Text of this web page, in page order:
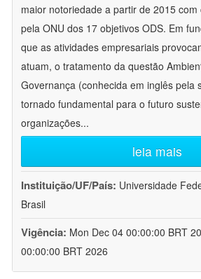
maior notoriedade a partir de 2015
pela ONU dos 17 objetivos ODS. Em
que as atividades empresariais
atuam, o tratamento da questão
Governança (conhecida em inglês pela
tornado fundamental para o futuro
organizações...
leia mais
Instituição/UF/País: Universidade
Brasil
Vigência: Mon Dec 04 00:00:00 BRT
00:00:00 BRT 2026